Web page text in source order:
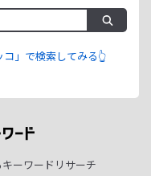
」で検索してみる👆
ーワードリサーチ